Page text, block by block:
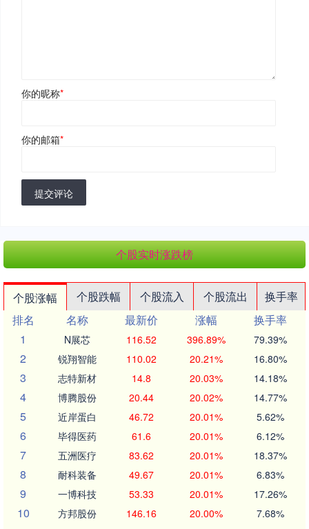
你的昵称*
你的邮箱*
提交评论
个股实时涨跌榜
个股涨幅 个股跌幅 个股流入 个股流出
换手率
排名
名称 最新价 涨幅
换手率
1
N展芯 116.52 396.89% 79.39%
2 锐翔智能 110.02 20.21% 16.80%
3 志特新材 14.8 20.03% 14.18%
4 博腾股份 20.44 20.02% 14.77%
5 近岸蛋白 46.72 20.01% 5.62%
6 毕得医药 61.6 20.01% 6.12%
7 五洲医疗 83.62 20.01% 18.37%
8 耐科装备 49.67 20.01% 6.83%
9 一博科技 53.33 20.01% 17.26%
10 方邦股份 146.16 20.00% 7.68%